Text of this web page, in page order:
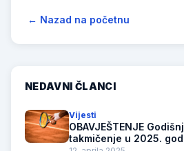
← Nazad na početnu
NEDAVNI ČLANCI
Vijesti
OBAVJEŠTENJE
takmičenje u 2025.